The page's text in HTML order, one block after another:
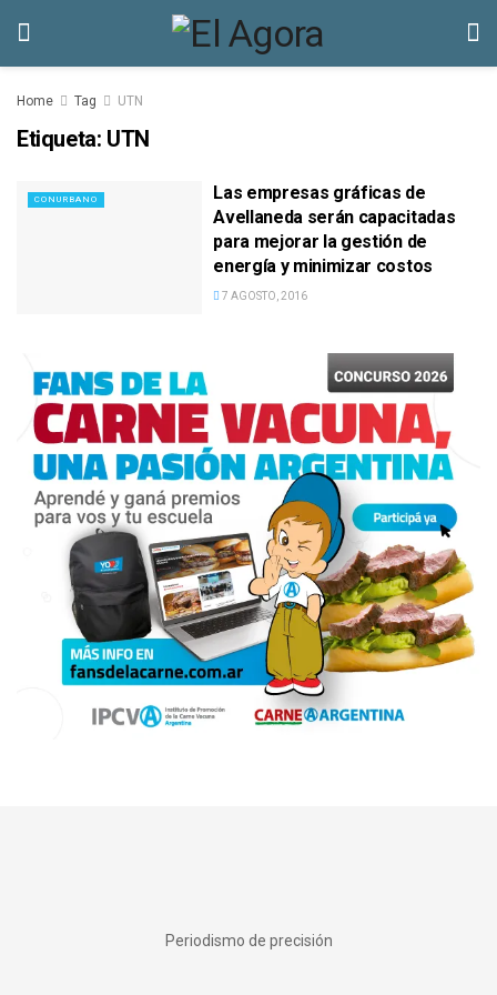
Home Tag UTN
Etiqueta: UTN
CONURBANO
Las empresas gráficas de
Avellaneda serán capacitadas
para mejorar la gestión de
energía y minimizar costos
7 AGOSTO, 2016
Periodismo de precisión